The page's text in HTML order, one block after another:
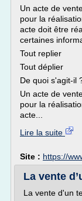
Un acte de
pour la
acte doit être
certaines
Tout replier
Tout déplier
De quoi s'agit-il
Un acte de
pour la
acte...
Lire la suite
Site : https://
La vente
La vente d'un